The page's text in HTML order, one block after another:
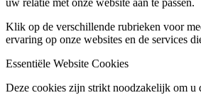
uw relatie met onze website aan te passen.
Klik op de verschillende rubrieken voor
ervaring op onze websites en de services
Essentiële Website Cookies
Deze cookies zijn strikt noodzakelijk om u